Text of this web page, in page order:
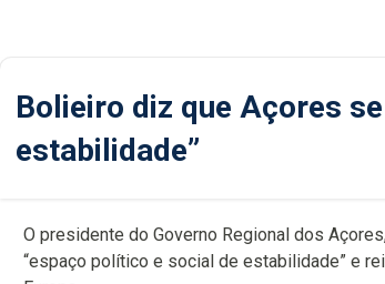
Bolieiro diz que Açores
estabilidade”
O presidente do Governo Regional dos
“espaço político e social de estabilidade” e